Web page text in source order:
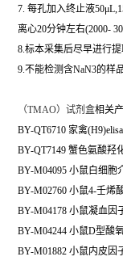
7. 每孔加入终止液
离心20分钟左右(2000-
8.标本采集后尽早进行
9.不能检测含NaN3的样
（TMAO）试剂盒相关产
BY-QT6710 家禽
BY-QT7149 蟹色氨酸羟
BY-M04095 小鼠白细胞
BY-M02760 小鼠4-壬烯
BY-M04178 小鼠凝血因
BY-M04244 小鼠D型酸
BY-M01882 小鼠内皮因